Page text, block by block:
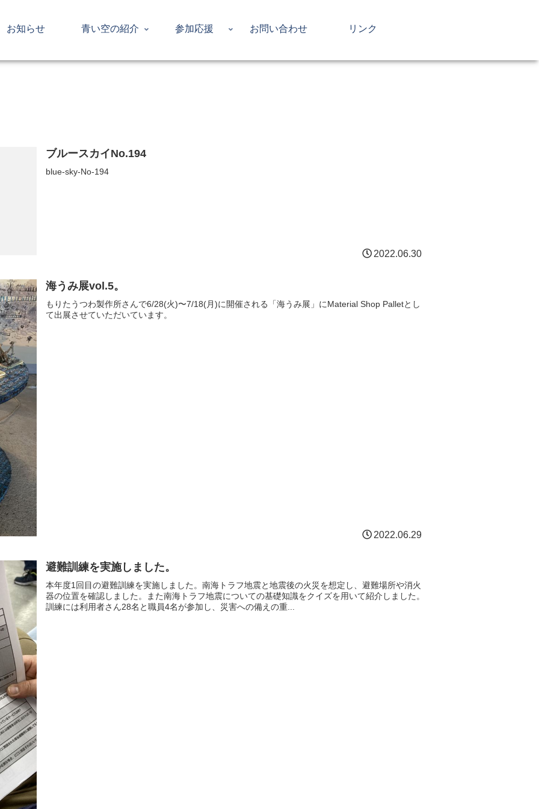
お知らせ 青い空の紹介 参加応援 お問い合わせ リンク
ブルースカイNo.194
blue-sky-No-194
2022.06.30
海うみ展vol.5。
もりたうつわ製作所さんで6/28(火)〜7/18(月)に開催される「海うみ展」にMaterial Shop Palletとし
て出展させていただいています。
2022.06.29
避難訓練を実施しました。
本年度1回目の避難訓練を実施しました。南海トラフ地震と地震後の火災を想定し、避難場所や消火
器の位置を確認しました。また南海トラフ地震についての基礎知識をクイズを用いて紹介しました。
訓練には利用者さん28名と職員4名が参加し、災害への備えの重...